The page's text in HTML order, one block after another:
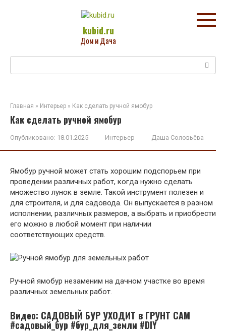
kubid.ru
Дом и Дача
Главная » Интерьер » Как сделать ручной ямобур
Как сделать ручной ямобур
Опубликовано: 18.01.2025 Интерьер Даша Соловьёва
Ямобур ручной может стать хорошим подспорьем при
проведении различных работ, когда нужно сделать
множество лунок в земле. Такой инструмент полезен и
для строителя, и для садовода. Он выпускается в разном
исполнении, различных размеров, а выбрать и приобрести
его можно в любой момент при наличии
соответствующих средств.
Ручной ямобур незаменим на дачном участке во время
различных земельных работ.
Видео: САДОВЫЙ БУР УХОДИТ в ГРУНТ САМ
#садовый_бур #бур_для_земли #DIY